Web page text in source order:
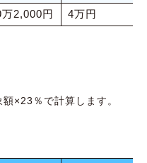
万2,000円 4万円
×23％で計算します。